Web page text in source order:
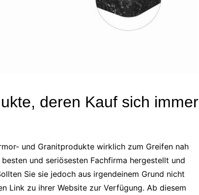
deren Kauf sich immer
und Granitprodukte wirklich zum Greifen nah
und seriösesten Fachfirma hergestellt und
Sie sie jedoch aus irgendeinem Grund nicht
Link zu ihrer Website zur Verfügung. Ab diesem